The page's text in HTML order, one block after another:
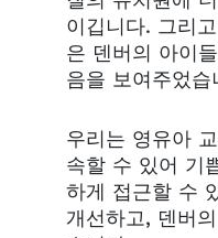
이깁니다. 그리
은 덴버의 아이
음을 보여주었습
우리는 영유아
속할 수 있어 기
하게 접근할 수
개선하고, 덴버